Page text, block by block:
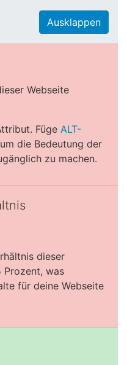
Ausklappen
Webseite
Füge ALT-
die Bedeutung der
zu machen.
dieser
Prozent, was
für deine Webseite